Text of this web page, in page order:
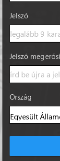
Jelszó
Jelszó
Ország